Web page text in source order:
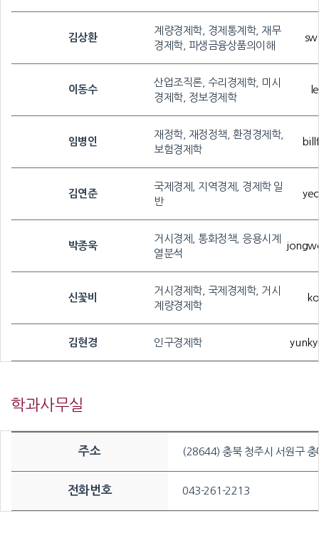
김상환
계량경제학, 경제통계학, 재무
경제학, 파생금융상품의이해
이동수
산업조직론, 수리경제학, 미시
경제학, 정보경제학
임병인
재정학, 재정정책, 환경경제학,
보험경제학
김연준
국제경제, 지역경제, 경제학 일
반
박종욱
거시경제, 통화정책, 응용시계
열분석
신꽃비
거시경제학, 국제경제학, 거시
계량경제학
김현경 인구경제학
학과사무실
주소 (28644) 충북 청주시 서원구
전화번호 043-261-2213